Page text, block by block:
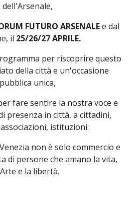
dell'Arsenale,
FUTURO ARSENALE e dal
il 25/26/27 APRILE.
per riscoprire questo
della città e un'occasione
pubblica unica,
fare sentire la nostra voce e
presenza in città, a cittadini,
istituzioni:
non è solo commercio e
di persone che amano la vita,
e la libertà.